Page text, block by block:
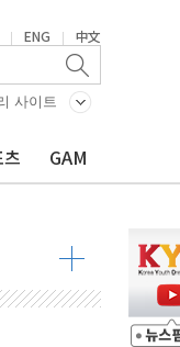
| ENG | 中文
사이트
GAM